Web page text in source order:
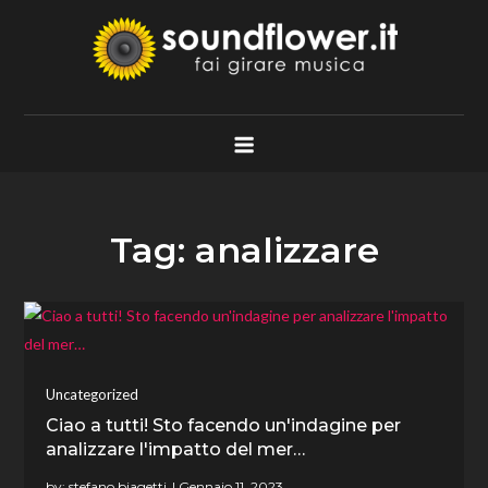
Soundflower.it
Fai Girare Musica
Tag: analizzare
Uncategorized
Ciao a tutti! Sto facendo un'indagine per
analizzare l'impatto del mer…